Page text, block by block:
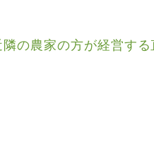
の農家の方が経営する